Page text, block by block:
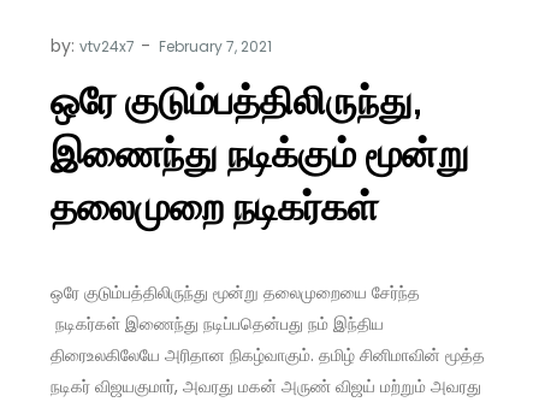
by:vtv24x7
ஒரே குடும்பத்திலிருந்து,
இணைந்து நடிக்கும் மூன்று
தலைமுறை நடிகர்கள்
ஒரே குடும்பத்திலிருந்து மூன்று தலைமுறையை சேர்ந்த
நடிகர்கள் இணைந்து நடிப்பதென்பது நம் இந்திய
திரைஉலகிலேயே அரிதான நிகழ்வாகும். தமிழ் சினிமாவின் மூத்த
நடிகர் விஜயகுமார், அவரது மகன் அருண் விஜய் மற்றும் அவரது